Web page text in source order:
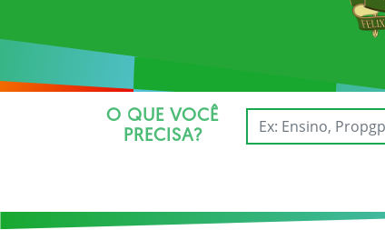
O QUE VOCÊ
PRECISA?